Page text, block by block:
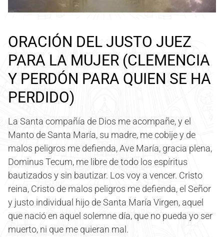
ORACIÓN DEL JUSTO JUEZ
PARA LA MUJER (CLEMENCIA
Y PERDÓN PARA QUIEN SE HA
PERDIDO)
La Santa compañía de Dios me acompañe, y el
Manto de Santa María, su madre, me cobije y de
malos peligros me defienda, Ave María, gracia plena,
Dominus Tecum, me libre de todo los espíritus
bautizados y sin bautizar. Los voy a vencer. Cristo
reina, Cristo de malos peligros me defienda, el Señor
y justo individual hijo de Santa María Virgen, aquel
que nació en aquel solemne día, que no pueda yo ser
muerto, ni que me quieran mal.